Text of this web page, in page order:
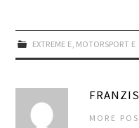
EXTREME E, MOTORSPORT E
MORE